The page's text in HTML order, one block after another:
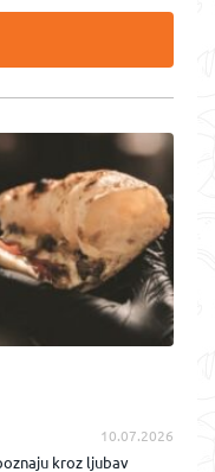
10.07.2026
kroz ljubav